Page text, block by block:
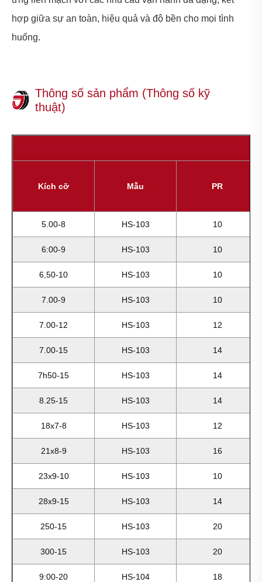
hợp giữa sự an toàn, hiệu quả và độ bền cho mọi tình
huống.
Thông số sản phẩm (Thông số kỹ
thuật)
Kích cỡ Mẫu PR
5.00-8 HS-103 10
6:00-9 HS-103 10
6,50-10 HS-103 10
7.00-9 HS-103 10
7.00-12 HS-103 12
7.00-15 HS-103 14
7h50-15 HS-103 14
8.25-15 HS-103 14
18x7-8 HS-103 12
21x8-9 HS-103 16
23x9-10 HS-103 10
28x9-15 HS-103 14
250-15 HS-103 20
300-15 HS-103 20
9:00-20 HS-104 18